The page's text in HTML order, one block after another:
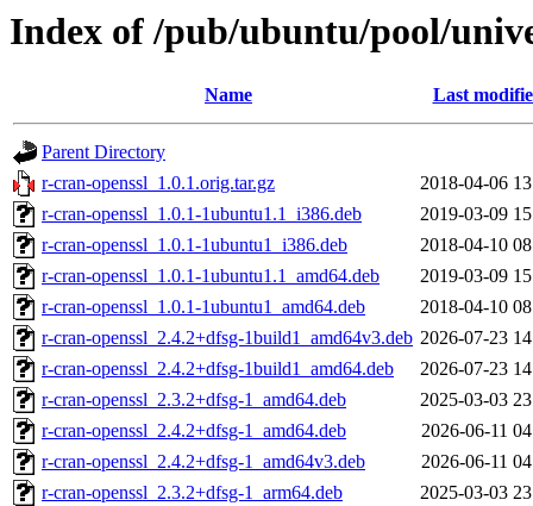
Index of /pub/ubuntu/pool/
Name Last
Parent Directory
r-cran-openssl_1.0.1.orig.tar.gz
2018-04-06
r-cran-openssl_1.0.1-1ubuntu1.1_i386.deb
2019-03-09
r-cran-openssl_1.0.1-1ubuntu1_i386.deb
2018-04-10
r-cran-openssl_1.0.1-1ubuntu1.1_amd64.deb
2019-03-09
r-cran-openssl_1.0.1-1ubuntu1_amd64.deb
2018-04-10
r-cran-openssl_2.4.2+dfsg-1build1_amd64v3.deb 2026-07-23
r-cran-openssl_2.4.2+dfsg-1build1_amd64.deb
2026-07-23
r-cran-openssl_2.3.2+dfsg-1_amd64.deb
2025-03-03
r-cran-openssl_2.4.2+dfsg-1_amd64.deb
2026-06-11
r-cran-openssl_2.4.2+dfsg-1_amd64v3.deb
2026-06-11
r-cran-openssl_2.3.2+dfsg-1_arm64.deb
2025-03-03